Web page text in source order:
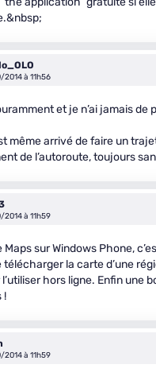
à 11h56
et je n’ai jamais de
même arrivé de faire un
de l’autoroute, toujours
à 11h59
Maps sur Windows Phone,
télécharger la carte d’une
hors ligne. Enfin une
!
à 11h59